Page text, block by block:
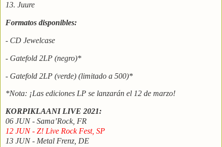
13. Juure
Formatos disponibles:
- CD Jewelcase
- Gatefold 2LP (negro)*
- Gatefold 2LP (verde) (limitado a 500)*
*Nota: ¡Las ediciones LP se lanzarán el 12 de marzo!
KORPIKLAANI LIVE 2021:
06 JUN - Sama’Rock, FR
12 JUN - Z! Live Rock Fest, SP
13 JUN - Metal Frenz, DE